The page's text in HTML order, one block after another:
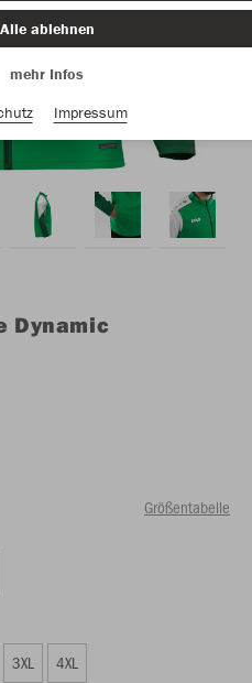
Dynamic
Größentabelle
3XL 4XL
Alle ablehnen
mehr Infos
Impressum